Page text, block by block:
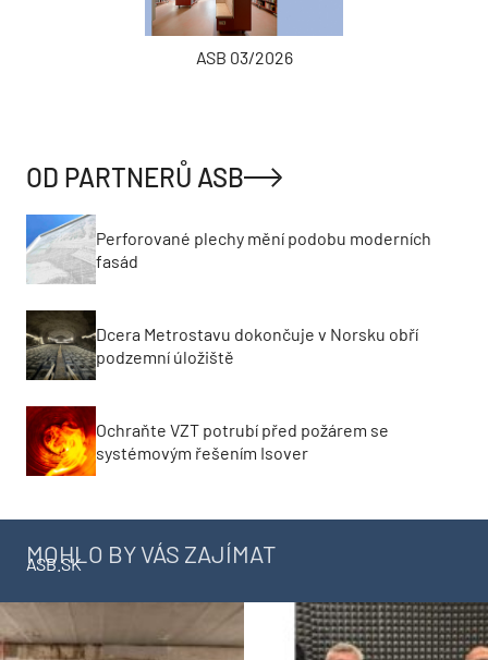
ASB 03/2026
OD PARTNERŮ ASB
Perforované plechy mění podobu moderních
fasád
Dcera Metrostavu dokončuje v Norsku obří
podzemní úložiště
Ochraňte VZT potrubí před požárem se
systémovým řešením Isover
MOHLO BY VÁS ZAJÍMAT
ASB.SK